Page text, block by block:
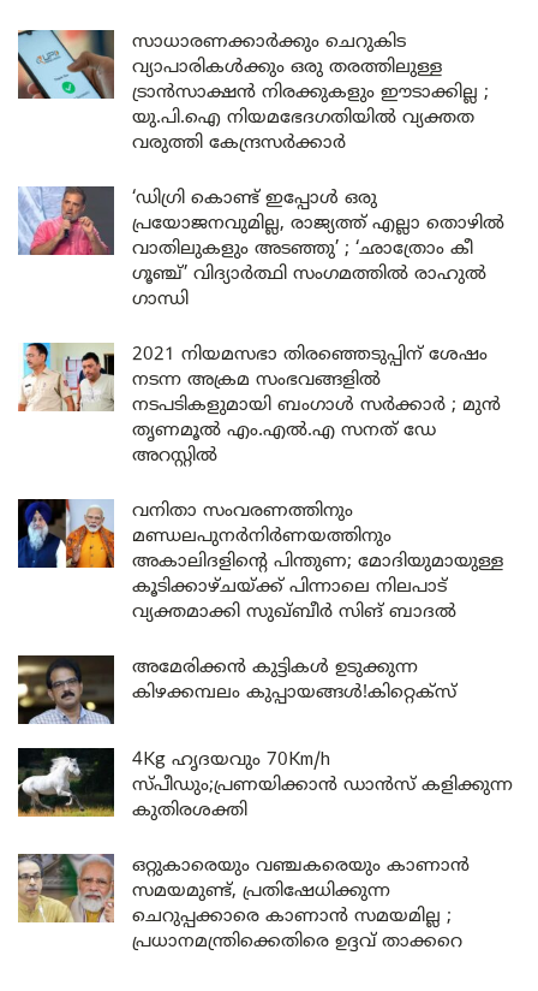
സാധാരണക്കാർക്കും ചെറുകിട
വ്യാപാരികൾക്കും ഒരു തരത്തിലുള്ള
ട്രാൻസാക്ഷൻ നിരക്കുകളും ഈടാക്കില്ല ;
യു.പി.ഐ നിയമഭേദഗതിയിൽ വ്യക്തത
വരുത്തി കേന്ദ്രസർക്കാർ
‘ഡിഗ്രി കൊണ്ട് ഇപ്പോൾ ഒരു
പ്രയോജനവുമില്ല, രാജ്യത്ത് എല്ലാ തൊഴിൽ
വാതിലുകളും അടഞ്ഞു’ ; ‘ഛാത്രോം കീ
ഗൂഞ്ച്’ വിദ്യാർത്ഥി സംഗമത്തിൽ രാഹുൽ
ഗാന്ധി
2021 നിയമസഭാ തിരഞ്ഞെടുപ്പിന് ശേഷം
നടന്ന അക്രമ സംഭവങ്ങളിൽ
നടപടികളുമായി ബംഗാൾ സർക്കാർ ; മുൻ
തൃണമൂൽ എം.എൽ.എ സനത് ഡേ
അറസ്റ്റിൽ
വനിതാ സംവരണത്തിനും
മണ്ഡലപുനർനിർണയത്തിനും
അകാലിദളിന്റെ പിന്തുണ; മോദിയുമായുള്ള
കൂടിക്കാഴ്ചയ്ക്ക് പിന്നാലെ നിലപാട്
വ്യക്തമാക്കി സുഖ്ബീർ സിങ് ബാദൽ
അമേരിക്കൻ കുട്ടികൾ ഉടുക്കുന്ന
കിഴക്കമ്പലം കുപ്പായങ്ങൾ!കിറ്റെക്സ്
4Kg ഹൃദയവും 70Km/h
സ്പീഡും;പ്രണയിക്കാൻ ഡാൻസ് കളിക്കുന്ന
കുതിരശക്തി
ഒറ്റുകാരെയും വഞ്ചകരെയും കാണാൻ
സമയമുണ്ട്, പ്രതിഷേധിക്കുന്ന
ചെറുപ്പക്കാരെ കാണാൻ സമയമില്ല ;
പ്രധാനമന്ത്രിക്കെതിരെ ഉദ്ദവ് താക്കറെ